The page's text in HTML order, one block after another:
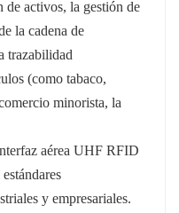
어
de activos, la gestión de
la cadena de
trazabilidad
(como tabaco,
minorista, la
aérea UHF RFID
y empresariales.